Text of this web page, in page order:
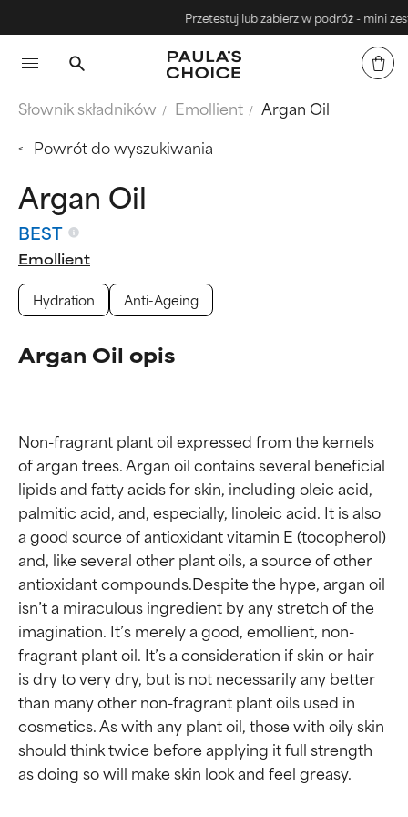
Przetestuj lub zabierz w podróż - mini
Słownik składników Emollient
Argan Oil
Powrót do wyszukiwania
Argan Oil
BEST
Emollient
Hydration
Anti-Ageing
Argan Oil opis
Non-fragrant plant oil expressed from the kernels
of argan trees. Argan oil contains several beneficial
lipids and fatty acids for skin, including oleic acid,
palmitic acid, and, especially, linoleic acid. It is also
a good source of antioxidant vitamin E (tocopherol)
and, like several other plant oils, a source of other
antioxidant compounds.Despite the hype, argan oil
isn’t a miraculous ingredient by any stretch of the
imagination. It’s merely a good, emollient, non-
fragrant plant oil. It’s a consideration if skin or hair
is dry to very dry, but is not necessarily any better
than many other non-fragrant plant oils used in
cosmetics. As with any plant oil, those with oily skin
should think twice before applying it full strength